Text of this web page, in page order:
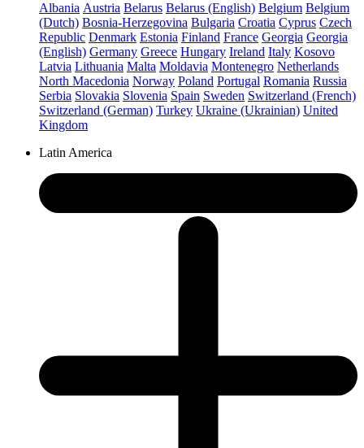
Albania Austria Belarus Belarus (English) Belgium Belgium
(Dutch) Bosnia-Herzegovina Bulgaria Croatia Cyprus Czech
Republic Denmark Estonia Finland France Georgia Georgia
(English) Germany Greece Hungary Ireland Italy Kosovo
Latvia Lithuania Malta Moldavia Montenegro Netherlands
North Macedonia Norway Poland Portugal Romania Russia
Serbia Slovakia Slovenia Spain Sweden Switzerland (French)
Switzerland (German) Turkey Ukraine (Ukrainian) United
Kingdom
Latin America